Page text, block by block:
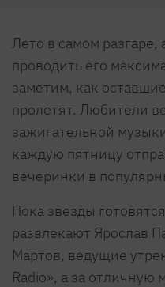
Лето в самом разгаре,
проводить его
заметим, как
пролетят. Любители
зажигательной
каждую пятницу
вечеринки в
Пока звезды
развлекают Ярослав
Мартов, ведущие
Radio», а за отличную